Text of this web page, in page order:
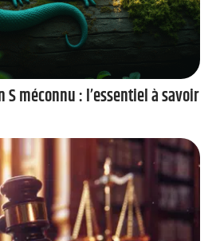
méconnu : l’essentiel à savoir